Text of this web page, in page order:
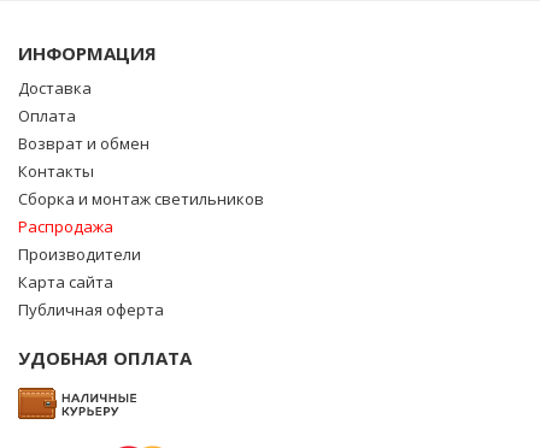
ИНФОРМАЦИЯ
Доставка
Оплата
Возврат и обмен
Контакты
Сборка и монтаж светильников
Распродажа
Производители
Карта сайта
Публичная оферта
УДОБНАЯ ОПЛАТА